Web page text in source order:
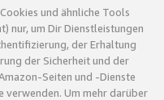
und ähnliche Tools
nur, um Dir Dienstleistungen
der Erhaltung
der Sicherheit und der
Seiten und -Dienste
verwenden. Um mehr darüber